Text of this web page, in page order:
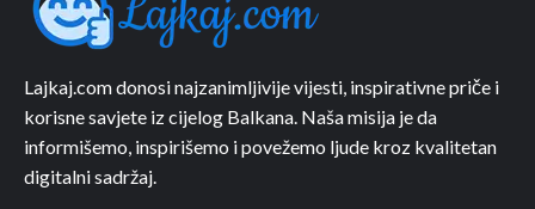
Lajkaj.com donosi najzanimljivije vijesti, inspirativne priče i
korisne savjete iz cijelog Balkana. Naša misija je da
informišemo, inspirišemo i povežemo ljude kroz kvalitetan
digitalni sadržaj.